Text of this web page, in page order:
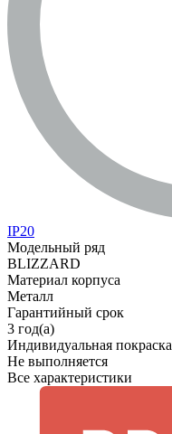
IP20
Модельный ряд
BLIZZARD
Материал корпуса
Металл
Гарантийный срок
3 год(а)
Индивидуальная покраска
Не выполняется
Все характеристики